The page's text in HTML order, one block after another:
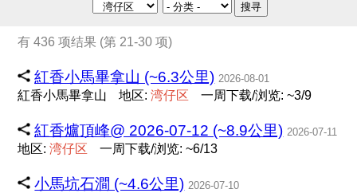
搜寻
有 436 项结果 (第 21-30 项)
紅香小馬畢拿山 (~6.3公里) 2026-08-01
紅香小馬畢拿山 地区:湾仔区 一周下载/浏览: ~3/9
紅香爐頂峰@ 2026-07-12 (~8.9公里) 2026-07-11
地区:湾仔区 一周下载/浏览: ~6/13
小馬坑石澗 (~4.6公里) 2026-07-10